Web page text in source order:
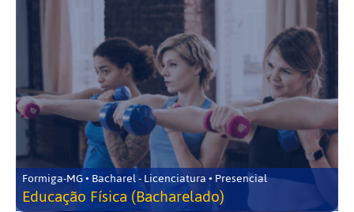
Formiga-MG • Bacharel - Licenciatura • Presencial
Educação Física (Bacharelado)